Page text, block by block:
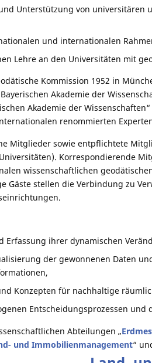
Unterstützung von universitären
und internationalen
Lehre an den Universitäten mit
Kommission 1952 in
Akademie der
Akademie der
renommierten
Mitglieder sowie entpflichtete
Korrespondierende
wissenschaftlichen
Gäste stellen die Verbindung zu
Erfassung ihrer dynamischen
der gewonnenen Daten
Konzepten für nachhaltige
Entscheidungsprozessen und
Abteilungen „
und Immobilienmanagement“